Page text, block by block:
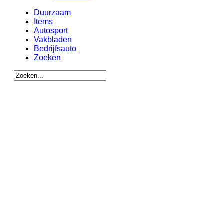
Duurzaam
Items
Autosport
Vakbladen
Bedrijfsauto
Zoeken